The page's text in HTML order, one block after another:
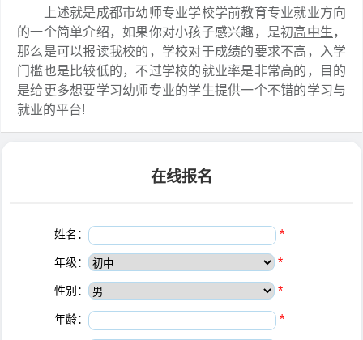
上述就是成都市幼师专业学校学前教育专业就业方向
的一个简单介绍，如果你对小孩子感兴趣，是初高中生 ，
那么是可以报读我校的，学校对于成绩的要求不高，入学
门槛也是比较低的，不过学校的就业率是非常高的，目的
是给更多想要学习幼师专业的学生提供一个不错的学习与
就业的平台!
在线报名
姓名： *
年级： *
性别： *
年龄： *